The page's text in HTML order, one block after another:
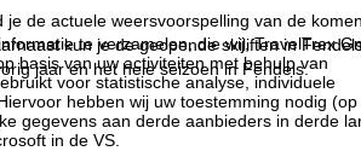
te verzamelen, die wij, TravelTrex
basis van uw activiteiten met behulp van
voor statistische analyse, individuele
hebben wij uw toestemming nodig (op
gegevens aan derde aanbieders in derde
in de VS.
de actuele weersvoorspelling van de
kun je de geopende skiliften in
jaar en het hele seizoen in Fendels.